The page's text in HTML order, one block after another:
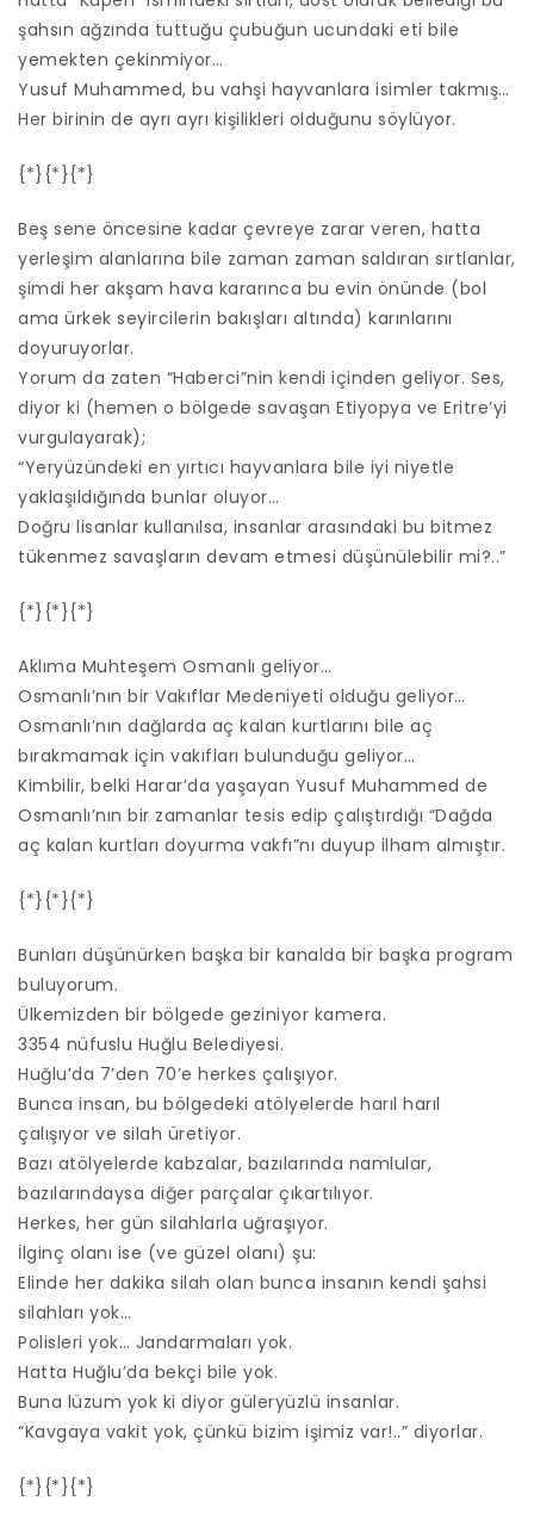
şahsın ağzında tuttuğu çubuğun ucundaki eti bile
yemekten çekinmiyor…
Yusuf Muhammed, bu vahşi hayvanlara isimler takmış…
Her birinin de ayrı ayrı kişilikleri olduğunu söylüyor.
{*}{*}{*}
Beş sene öncesine kadar çevreye zarar veren, hatta
yerleşim alanlarına bile zaman zaman saldıran sırtlanlar,
şimdi her akşam hava kararınca bu evin önünde (bol
ama ürkek seyircilerin bakışları altında) karınlarını
doyuruyorlar.
Yorum da zaten “Haberci”nin kendi içinden geliyor. Ses,
diyor ki (hemen o bölgede savaşan Etiyopya ve Eritre’yi
vurgulayarak);
“Yeryüzündeki en yırtıcı hayvanlara bile iyi niyetle
yaklaşıldığında bunlar oluyor…
Doğru lisanlar kullanılsa, insanlar arasındaki bu bitmez
tükenmez savaşların devam etmesi düşünülebilir mi?..”
{*}{*}{*}
Aklıma Muhteşem Osmanlı geliyor…
Osmanlı’nın bir Vakıflar Medeniyeti olduğu geliyor…
Osmanlı’nın dağlarda aç kalan kurtlarını bile aç
bırakmamak için vakıfları bulunduğu geliyor…
Kimbilir, belki Harar’da yaşayan Yusuf Muhammed de
Osmanlı’nın bir zamanlar tesis edip çalıştırdığı “Dağda
aç kalan kurtları doyurma vakfı”nı duyup ilham almıştır.
{*}{*}{*}
Bunları düşünürken başka bir kanalda bir başka program
buluyorum.
Ülkemizden bir bölgede geziniyor kamera.
3354 nüfuslu Huğlu Belediyesi.
Huğlu’da 7’den 70’e herkes çalışıyor.
Bunca insan, bu bölgedeki atölyelerde harıl harıl
çalışıyor ve silah üretiyor.
Bazı atölyelerde kabzalar, bazılarında namlular,
bazılarındaysa diğer parçalar çıkartılıyor.
Herkes, her gün silahlarla uğraşıyor.
İlginç olanı ise (ve güzel olanı) şu:
Elinde her dakika silah olan bunca insanın kendi şahsi
silahları yok…
Polisleri yok… Jandarmaları yok.
Hatta Huğlu’da bekçi bile yok.
Buna lüzum yok ki diyor güleryüzlü insanlar.
“Kavgaya vakit yok, çünkü bizim işimiz var!..” diyorlar.
{*}{*}{*}